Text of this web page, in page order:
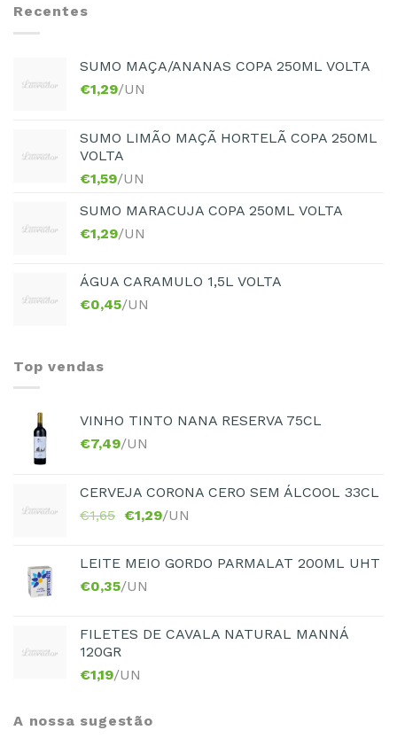
Recentes
SUMO MAÇA/ANANAS COPA 250ML VOLTA
€1,29/UN
SUMO LIMÃO MAÇÃ HORTELÃ COPA 250ML
VOLTA
€1,59/UN
SUMO MARACUJA COPA 250ML VOLTA
€1,29/UN
ÁGUA CARAMULO 1,5L VOLTA
€0,45/UN
Top vendas
VINHO TINTO NANA RESERVA 75CL
€7,49/UN
CERVEJA CORONA CERO SEM ÁLCOOL 33CL
€1,65 €1,29/UN
LEITE MEIO GORDO PARMALAT 200ML UHT
€0,35/UN
FILETES DE CAVALA NATURAL MANNÁ
120GR
€1,19/UN
A nossa sugestão